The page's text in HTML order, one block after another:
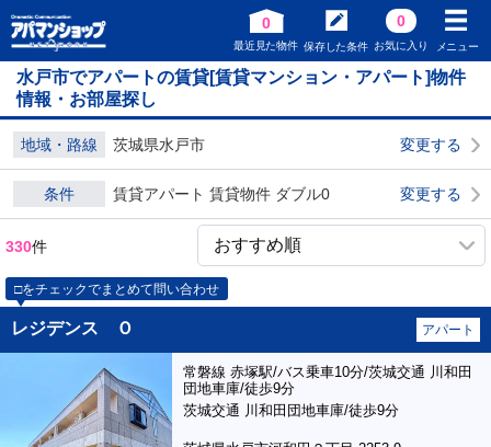
0
最近見た物件 保存した条件
0
お気に入り メニュー
水戸市でアパートの賃貸[賃貸マンション・アパート]物件
情報・お部屋探し
地域・路線 茨城県水戸市 変更する
条件 賃貸アパート 賃貸物件 ダブル0 変更する
330件
□をチェックでまとめて問い合わせ
レジデンス Ｏ アパート
常磐線 赤塚駅/バス乗車10分/茨城交通 川和田
団地車庫/徒歩9分
茨城交通 川和田団地車庫/徒歩9分